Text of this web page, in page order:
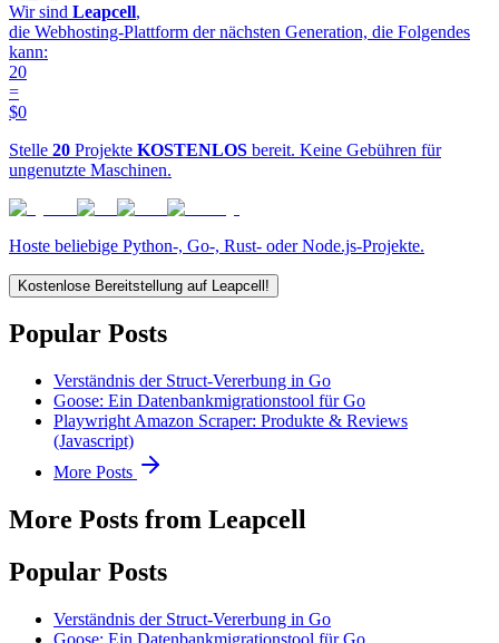
Wir sind Leapcell,
die Webhosting-Plattform der nächsten Generation, die Folgendes
kann:
20
=
$0
Stelle 20 Projekte KOSTENLOS bereit. Keine Gebühren für
ungenutzte Maschinen.
Hoste beliebige Python-, Go-, Rust- oder Node.js-Projekte.
Kostenlose Bereitstellung auf Leapcell!
Popular Posts
Verständnis der Struct-Vererbung in Go
Goose: Ein Datenbankmigrationstool für Go
Playwright Amazon Scraper: Produkte & Reviews
(Javascript)
More Posts
More Posts from Leapcell
Popular Posts
Verständnis der Struct-Vererbung in Go
Goose: Ein Datenbankmigrationstool für Go